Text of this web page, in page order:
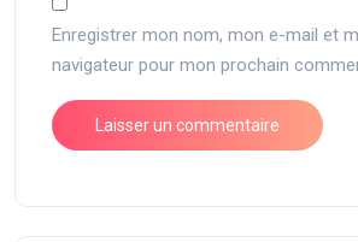
Enregistrer mon nom, mon e-mail et
navigateur pour mon prochain